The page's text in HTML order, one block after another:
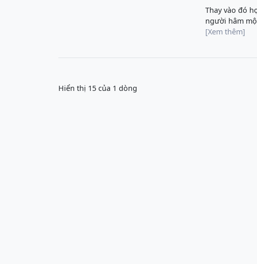
Thay vào đó
người hâm
[Xem thêm]
Hiển thị 15 của 1 dòng